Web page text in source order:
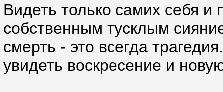
Видеть только самих себя и
собственным тусклым
смерть - это всегда
увидеть воскресение и